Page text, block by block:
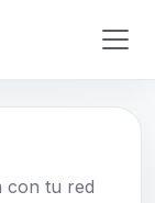
con tu red